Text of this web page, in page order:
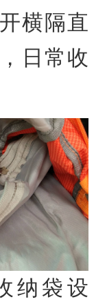
横隔直
日常收
纳袋设